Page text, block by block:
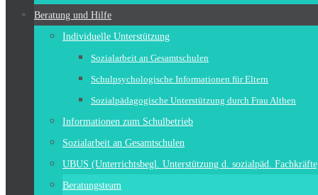
Beratung und Hilfe
Individuelle Unterstützung
Sozialarbeit an Gesamtschulen
Schulpsychologische Informationen für Eltern
Sozialpädagogische Unterstützung durch Frau Althen
Informationen zum Schulbetrieb
Sozialarbeit an Gesamtschulen
UBUS (Unterrichtsbegl. Unterstützung d. sozialpäd.
Beratungsteam